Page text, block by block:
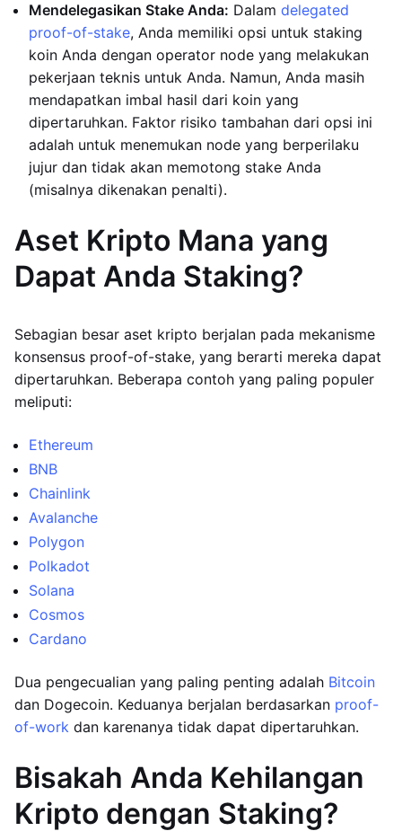
Mendelegasikan Stake Anda: Dalam delegated
proof-of-stake, Anda memiliki opsi untuk staking
koin Anda dengan operator node yang melakukan
pekerjaan teknis untuk Anda. Namun, Anda masih
mendapatkan imbal hasil dari koin yang
dipertaruhkan. Faktor risiko tambahan dari opsi ini
adalah untuk menemukan node yang berperilaku
jujur dan tidak akan memotong stake Anda
(misalnya dikenakan penalti).
Aset Kripto Mana yang
Dapat Anda Staking?
Sebagian besar aset kripto berjalan pada mekanisme
konsensus proof-of-stake, yang berarti mereka dapat
dipertaruhkan. Beberapa contoh yang paling populer
meliputi:
Ethereum
BNB
Chainlink
Avalanche
Polygon
Polkadot
Solana
Cosmos
Cardano
Dua pengecualian yang paling penting adalah Bitcoin
dan Dogecoin. Keduanya berjalan berdasarkan proof-
of-work dan karenanya tidak dapat dipertaruhkan.
Bisakah Anda Kehilangan
Kripto dengan Staking?